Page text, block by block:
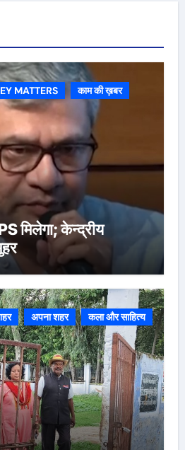
MATTERS
काम की ख़बर
मिलेगा; केन्द्रीय
अपना शहर
कला और साहित्य